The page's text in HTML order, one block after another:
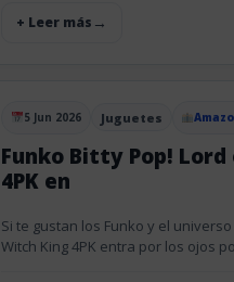
+ Leer más
Publicado el
5 Jun 2026 Juguetes
Funko Bitty Pop!
4PK en
Si te gustan los Funko y el
Witch King 4PK entra por los ojos